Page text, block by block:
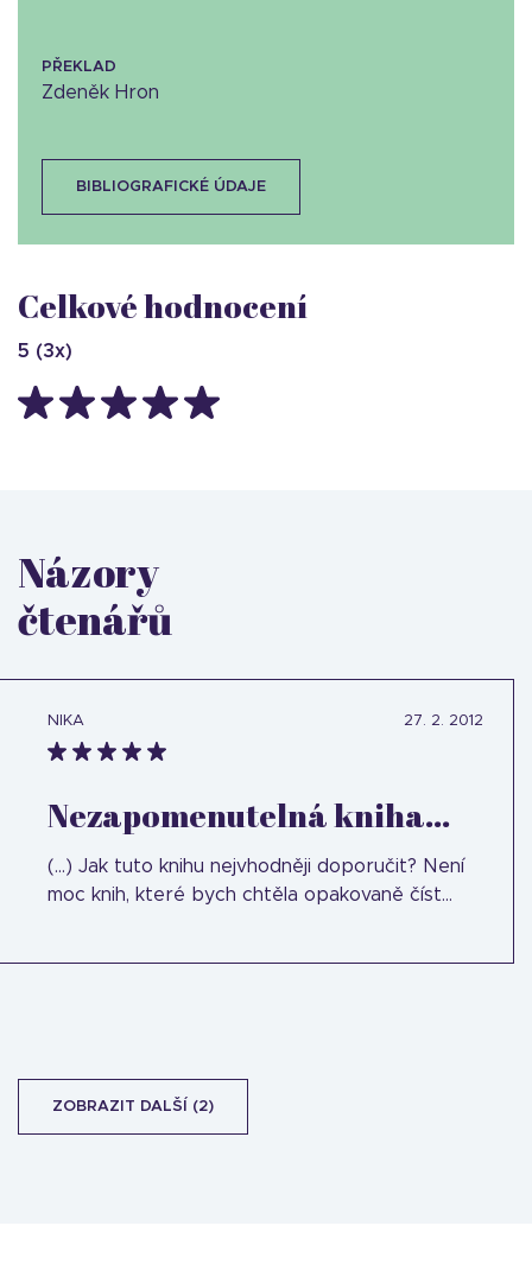
PŘEKLAD
Zdeněk Hron
BIBLIOGRAFICKÉ ÚDAJE
Celkové hodnocení
5 (3x)
Názory
čtenářů
NIKA 27. 2. 2012
Nezapomenutelná kniha...
(...) Jak tuto knihu nejvhodněji doporučit? Není
moc knih, které bych chtěla opakovaně číst...
ZOBRAZIT DALŠÍ (2)